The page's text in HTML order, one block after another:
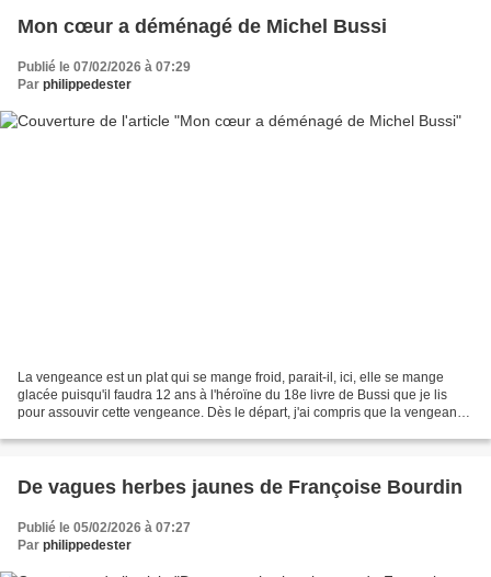
Mon cœur a déménagé de Michel Bussi
Publié le 07/02/2026 à 07:29
Par philippedester
La vengeance est un plat qui se mange froid, parait-il, ici, elle se mange
glacée puisqu'il faudra 12 ans à l'héroïne du 18e livre de Bussi que je lis
pour assouvir cette vengeance. Dès le départ, j'ai compris que la vengeance
De vagues herbes jaunes de Françoise Bourdin
Publié le 05/02/2026 à 07:27
Par philippedester